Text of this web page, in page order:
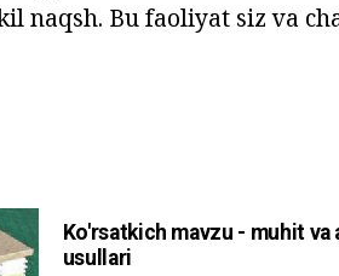
naqsh. Bu faoliyat siz va
Ko'rsatkich mavzu - muhit va
usullari